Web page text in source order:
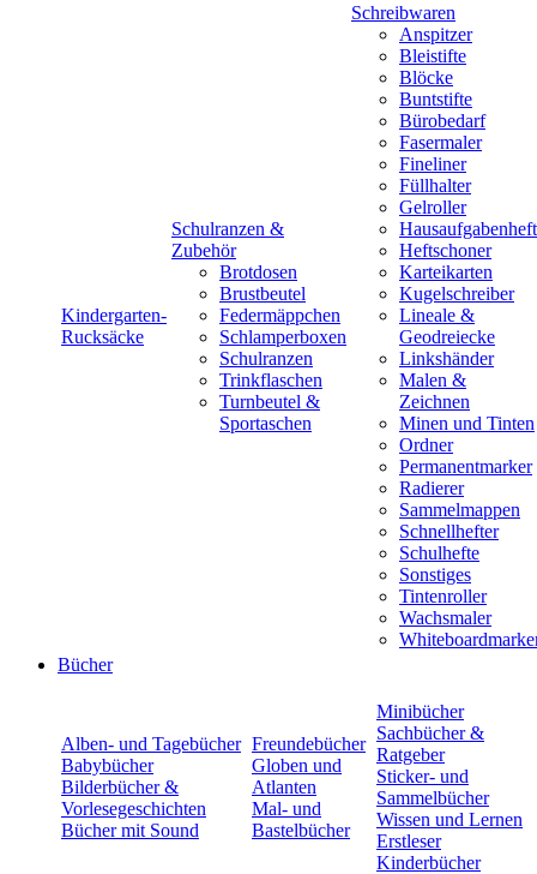
Kindergarten-
Rucksäcke
Schulranzen &
Zubehör
Brotdosen
Brustbeutel
Federmäppchen
Schlamperboxen
Schulranzen
Trinkflaschen
Turnbeutel &
Sportaschen
Schreibwaren
Anspitzer
Bleistifte
Blöcke
Buntstifte
Bürobedarf
Fasermaler
Fineliner
Füllhalter
Gelroller
Hausaufgabenheft
Heftschoner
Karteikarten
Kugelschreiber
Lineale &
Geodreiecke
Linkshänder
Malen &
Zeichnen
Minen und Tinten
Ordner
Permanentmarker
Radierer
Sammelmappen
Schnellhefter
Schulhefte
Sonstiges
Tintenroller
Wachsmaler
Bücher
Alben- und Tagebücher
Babybücher
Bilderbücher &
Vorlesegeschichten
Bücher mit Sound
Freundebücher
Globen und
Atlanten
Mal- und
Bastelbücher
Minibücher
Sachbücher &
Ratgeber
Sticker- und
Sammelbücher
Wissen und Lernen
Erstleser
Kinderbücher